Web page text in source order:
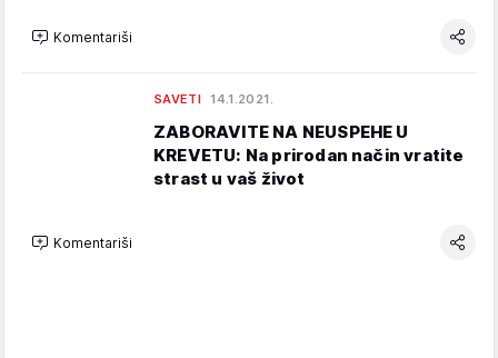
Komentariši
SAVETI 14.1.2021.
ZABORAVITE NA NEUSPEHE U
KREVETU: Na prirodan način vratite
strast u vaš život
Komentariši